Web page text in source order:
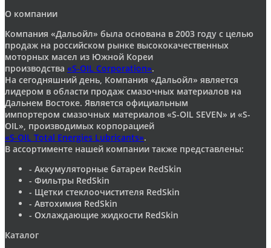
О компании
Компания «Дальойл» была основана в 2003 году с целью
продаж на российском рынке высококачественных
моторных масел из Южной Кореи
производства «S-OIL Corporation».
На сегодняшний день, Компания «Дальойл» является
лидером в области продаж смазочных материалов на
Дальнем Востоке. Является официальным
импортером смазочных материалов «S-OIL SEVEN» и «S-
OIL», производимых корпорацией
«S-OIL Total Energies Lubricants».
В ассортименте нашей компании также представлены:
- Аккумуляторные батареи RedSkin
- Фильтры RedSkin
- Щетки стеклоочистителя RedSkin
- Автохимия RedSkin
- Охлаждающие жидкости RedSkin
Каталог